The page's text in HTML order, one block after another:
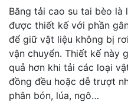
Băng tải cao su tai bèo là
được thiết kế với phần
để giữ vật liệu không bị
vận chuyển. Thiết kế này
quả hơn khi tải các loại
đồng đều hoặc dễ trượt
phân bón, lúa, ngô…